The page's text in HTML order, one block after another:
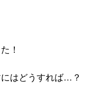
！
はどうすれば…？